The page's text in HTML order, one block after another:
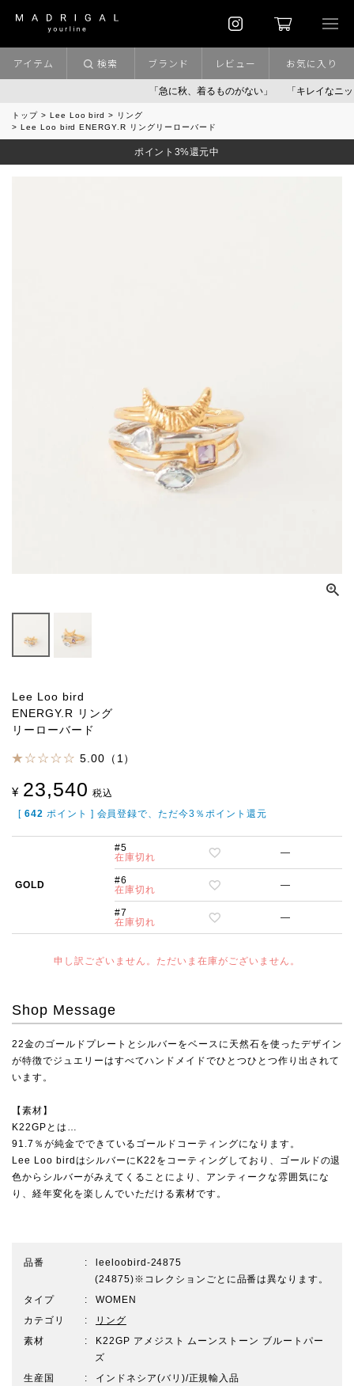
「急に秋、着るものがない」 「キレイなニット」
アイテム 検索 ブランド レビュー お気に入り
トップ Lee Loo bird
リング
Lee Loo bird ENERGY.R リングリーローバード
ポイント3%還元中
Lee Loo bird
ENERGY.R リング
リーローバード
5.00（1）
¥ 23,540 税込
[ 642 ポイント ] 会員登録で、ただ今3％ポイント還元
GOLD
#5
在庫切れ
—
#6
在庫切れ
—
#7
在庫切れ
—
申し訳ございません。ただいま在庫がございません。
Shop Message
22金のゴールドプレートとシルバーをベースに天然石を使ったデザイン
が特徴でジュエリーはすべてハンドメイドでひとつひとつ作り出されて
います。
【素材】
K22GPとは…
91.7％が純金でできているゴールドコーティングになります。
Lee Loo birdはシルバーにK22をコーティングしており、ゴールドの退
色からシルバーがみえてくることにより、アンティークな雰囲気にな
り、経年変化を楽しんでいただける素材です。
品番
leeloobird-24875
(24875)※コレクションごとに品番は異なります。
タイプ
WOMEN
カテゴリ
リング
素材
K22GP アメジスト ムーンストーン ブルートパー
ズ
生産国
インドネシア(バリ)/正規輸入品